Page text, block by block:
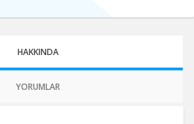
HAKKINDA
YORUMLAR